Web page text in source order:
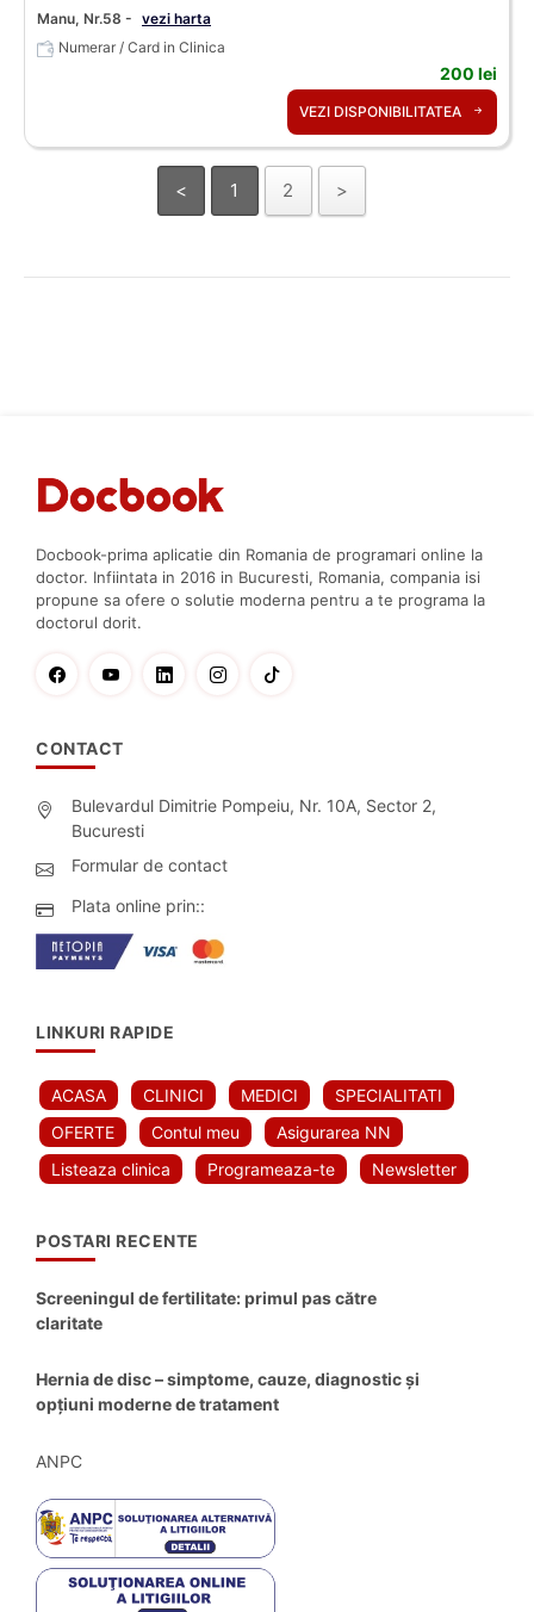
Manu, Nr.58 - vezi harta
Numerar / Card in Clinica
200 lei
VEZI DISPONIBILITATEA
< 1 2 >
Docbook-prima aplicatie din Romania de programari online la
doctor. Infiintata in 2016 in Bucuresti, Romania, compania isi
propune sa ofere o solutie moderna pentru a te programa la
doctorul dorit.
CONTACT
Bulevardul Dimitrie Pompeiu, Nr. 10A, Sector 2,
Bucuresti
Formular de contact
Plata online prin::
LINKURI RAPIDE
ACASA CLINICI MEDICI
SPECIALITATI
OFERTE
Contul meu
Asigurarea NN
Listeaza clinica
Programeaza-te Newsletter
POSTARI RECENTE
Screeningul de fertilitate: primul pas către
claritate
Hernia de disc – simptome, cauze, diagnostic și
opțiuni moderne de tratament
ANPC